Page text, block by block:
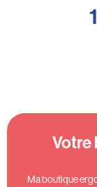
Votre
Ma boutique